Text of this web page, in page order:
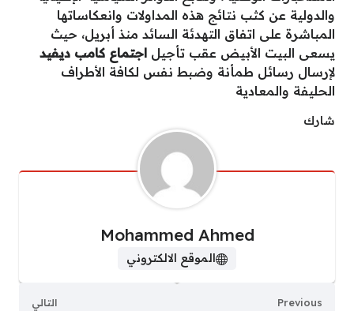
والدولية عن كثب نتائج هذه المداولات وانعكاساتها
المباشرة على اتفاق التهدئة السائد منذ أبريل، حيث
يسعى البيت الأبيض عقب تأجيل اجتماع كامب ديفيد
لإرسال رسائل طمأنة وضبط نفس لكافة الأطراف
الحليفة والمعادية
شارك
Mohammed Ahmed
الموقع الالكتروني
Previous التالي